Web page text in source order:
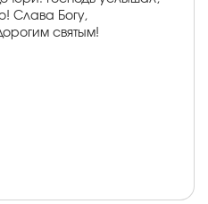
Слава Богу,
святым!